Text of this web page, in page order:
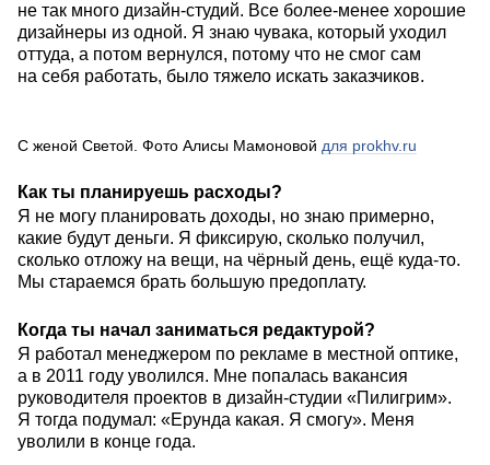
не так много дизайн-студий. Все более-менее хорошие
дизайнеры из одной. Я знаю чувака, который уходил
оттуда, а потом вернулся, потому что не смог сам
на себя работать, было тяжело искать заказчиков.
С женой Светой. Фото Алисы Мамоновой для prokhv.ru
Как ты планируешь расходы?
Я не могу планировать доходы, но знаю примерно,
какие будут деньги. Я фиксирую, сколько получил,
сколько отложу на вещи, на чёрный день, ещё куда-то.
Мы стараемся брать большую предоплату.
Когда ты начал заниматься редактурой?
Я работал менеджером по рекламе в местной оптике,
а в 2011 году уволился. Мне попалась вакансия
руководителя проектов в дизайн-студии «Пилигрим».
Я тогда подумал: «Ерунда какая. Я смогу». Меня
уволили в конце года.